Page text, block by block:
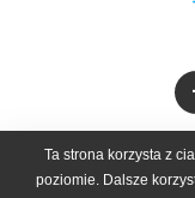
Dołącz do
Ta strona korzysta z
poziomie. Dalsze